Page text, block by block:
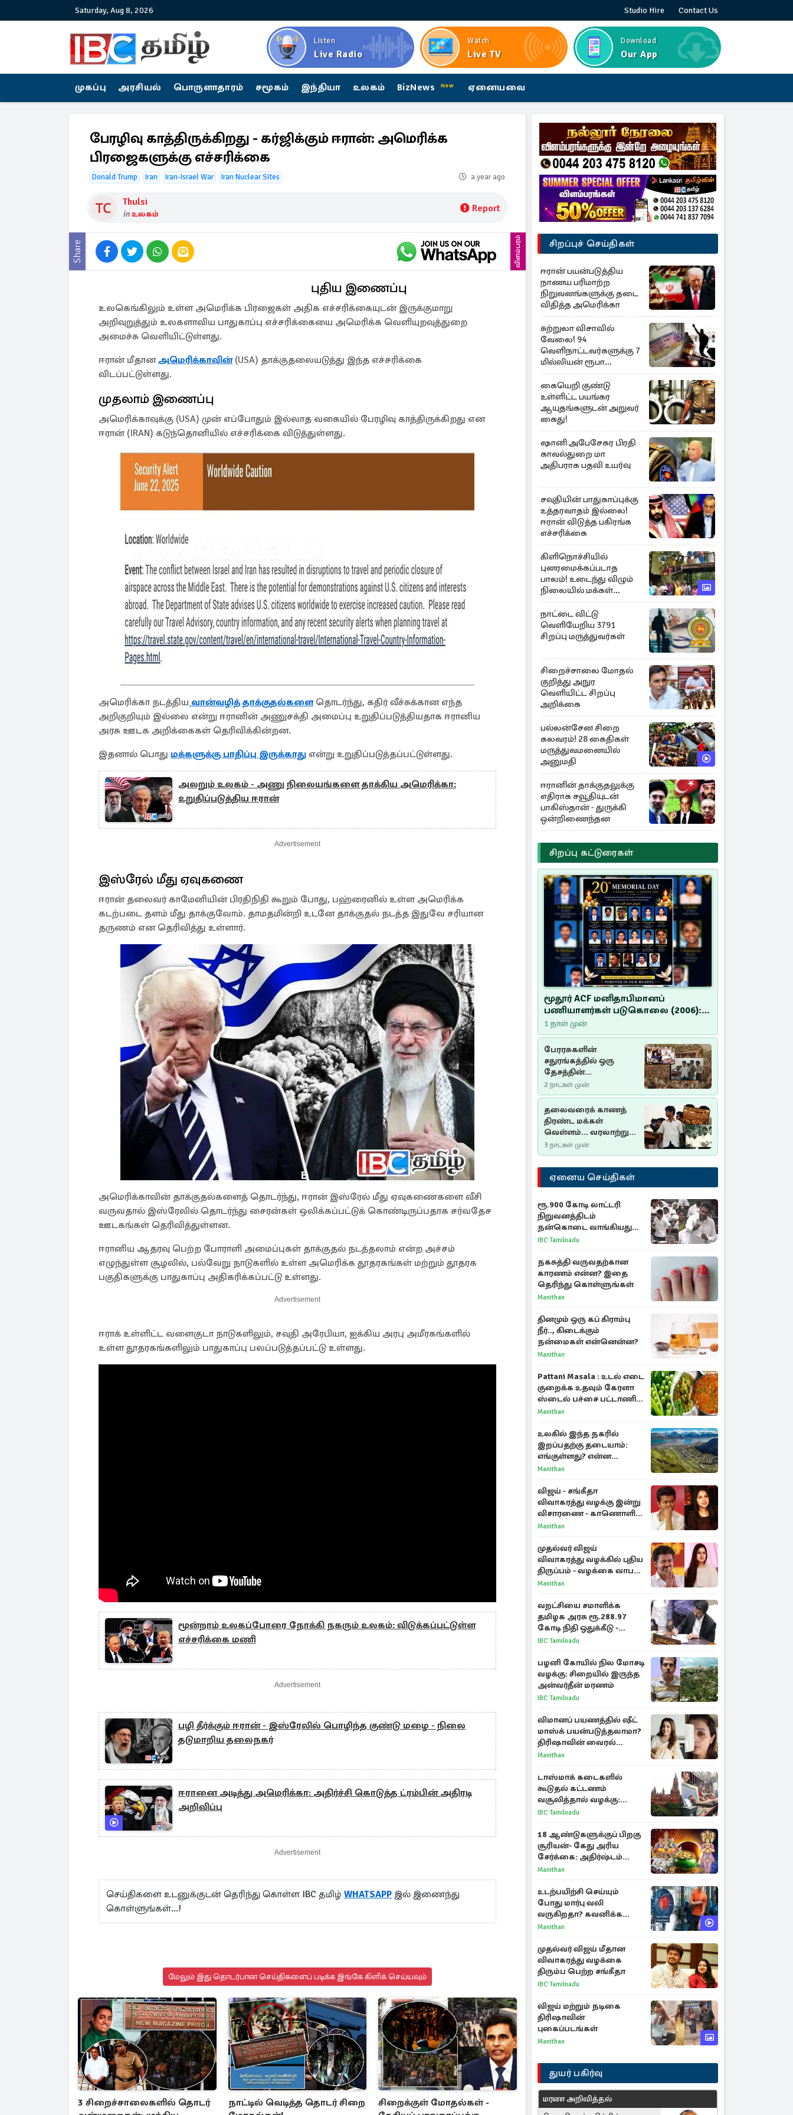
Saturday, Aug 8, 2026 Studio Hire Contact Us
Listen
Live Radio
Watch
Live TV
Download
Our App
முகப்பு அரசியல் பொருளாதாரம் சமூகம் இந்தியா உலகம் BizNews New ஏனையவை
பேரழிவு காத்திருக்கிறது - கர்ஜிக்கும் ஈரான்: அமெரிக்க
பிரஜைகளுக்கு எச்சரிக்கை
Donald Trump Iran Iran-Israel War Iran Nuclear Sites a year ago
Thulsi
inஉலகம் Report
Share விளம்பரம்
புதிய இணைப்பு
உலகெங்கிலும் உள்ள அமெரிக்க பிரஜைகள் அதிக எச்சரிக்கையுடன் இருக்குமாறு
அறிவுறுத்தும் உலகளாவிய பாதுகாப்பு எச்சரிக்கையை அமெரிக்க வெளியுறவுத்துறை
அமைச்சு வெளியிட்டுள்ளது.
ஈரான் மீதான அமெரிக்காவின்(USA) தாக்குதலையடுத்து இந்த எச்சரிக்கை
விடப்பட்டுள்ளது.
முதலாம் இணைப்பு
அமெரிக்காவுக்கு (USA) முன் எப்போதும் இல்லாத வகையில் பேரழிவு காத்திருக்கிறது என
ஈரான் (IRAN) கடுந்தொனியில் எச்சரிக்கை விடுத்துள்ளது.
அமெரிக்கா நடத்திய வான்வழித் தாக்குதல்களைதொடர்ந்து, கதிர் வீச்சுக்கான எந்த
அறிகுறியும் இல்லை என்று ஈரானின் அணுசக்தி அமைப்பு உறுதிப்படுத்தியதாக ஈரானிய
அரசு ஊடக அறிக்கைகள் தெரிவிக்கின்றன.
இதனால் பொது மக்களுக்கு பாதிப்பு இருக்காது என்று உறுதிப்படுத்தப்பட்டுள்ளது.
அலறும் உலகம் - அணு நிலையங்களை தாக்கிய அமெரிக்கா:
உறுதிப்படுத்திய ஈரான்
Advertisement
இஸ்ரேல் மீது ஏவுகணை
ஈரான் தலைவர் காமேனியின் பிரதிநிதி கூறும் போது, பஹ்ரைனில் உள்ள அமெரிக்க
கடற்படை தளம் மீது தாக்குவோம். தாமதமின்றி உடனே தாக்குதல் நடத்த இதுவே சரியான
தருணம் என தெரிவித்து உள்ளார்.
அமெரிக்காவின் தாக்குதல்களைத் தொடர்ந்து, ஈரான் இஸ்ரேல் மீது ஏவுகணைகளை வீசி
வருவதால் இஸ்ரேலில் தொடர்ந்து சைரன்கள் ஒலிக்கப்பட்டுக் கொண்டிருப்பதாக சர்வதேச
ஊடகங்கள் தெரிவித்துள்ளன.
ஈரானிய ஆதரவு பெற்ற போராளி அமைப்புகள் தாக்குதல் நடத்தலாம் என்ற அச்சம்
எழுந்துள்ள சூழலில், பல்வேறு நாடுகளில் உள்ள அமெரிக்க தூதரகங்கள் மற்றும் தூதரக
பகுதிகளுக்கு பாதுகாப்பு அதிகரிக்கப்பட்டு உள்ளது.
Advertisement
ஈராக் உள்ளிட்ட வளைகுடா நாடுகளிலும், சவுதி அரேபியா, ஐக்கிய அரபு அமீரகங்களில்
உள்ள தூதரகங்களிலும் பாதுகாப்பு பலப்படுத்தப்பட்டு உள்ளது.
மூன்றாம் உலகப்போரை நோக்கி நகரும் உலகம்: விடுக்கப்பட்டுள்ள
எச்சரிக்கை மணி
Advertisement
பழி தீர்க்கும் ஈரான் - இஸ்ரேலில் பொழிந்த குண்டு மழை - நிலை
தடுமாறிய தலைநகர்
ஈரானை அடித்து அமெரிக்கா: அதிர்ச்சி கொடுத்த ட்ரம்பின் அதிரடி
அறிவிப்பு
Advertisement
செய்திகளை உடனுக்குடன் தெரிந்து கொள்ள IBC தமிழ் WHATSAPP இல் இணைந்து
கொள்ளுங்கள்...!
மேலும் இது தொடர்பான செய்திகளைப் படிக்க இங்கே கிளிக் செய்யவும்
3 சிறைச்சாலைகளில் தொடர்
நாட்டில் வெடித்த தொடர் சிறை
சிறைக்குள் மோதல்கள் -
சிறப்புச் செய்திகள்
ஈரான் பயன்படுத்திய
நாணய பரிமாற்ற
நிறுவனங்களுக்கு தடை
விதித்த அமெரிக்கா
சுற்றுலா விசாவில்
வேலை! 94
வெளிநாட்டவர்களுக்கு 7
மில்லியன் ரூபா
அபராதம்
கையெறி குண்டு
உள்ளிட்ட பயங்கர
ஆயுதங்களுடன் அறுவர்
கைது!
ஷானி அபேசேகர பிரதி
காவல்துறை மா
அதிபராக பதவி உயர்வு
சவுதியின் பாதுகாப்புக்கு
உத்தரவாதம் இல்லை!
ஈரான் விடுத்த பகிரங்க
எச்சரிக்கை
கிளிநொச்சியில்
புனரமைக்கப்படாத
பாலம்! உடைந்து விழும்
நிலையில் மக்கள்
போராட்டம்
நாட்டை விட்டு
வெளியேறிய 3791
சிறப்பு மருத்துவர்கள்
சிறைச்சாலை மோதல்
குறித்து அநுர
வெளியிட்ட சிறப்பு
அறிக்கை
பல்லன்சேன சிறை
கலவரம்! 28 கைதிகள்
மருத்துவமனையில்
அனுமதி
ஈரானின் தாக்குதலுக்கு
எதிராக சவூதியுடன்
பாகிஸ்தான் - துருக்கி
ஒன்றிணைந்தன
சிறப்பு கட்டுரைகள்
மூதூர் ACF மனிதாபிமானப்
பணியாளர்கள் படுகொலை (2006):
20 ஆண்டுகளாகியும் நீதி
மறுக்கப்பட்ட மனிதாபிமானப்
பேரவலம்
1 நாள் முன்
பேரரசுகளின்
சதுரங்கத்தில் ஒரு
தேசத்தின்
தீர்க்கதரிசனம் :
சுதுமலை பிரகடனம்
ஒரு வரலாற்றுப் பாடம்
2 நாட்கள் முன்
தலைவரைக் காணத்
திரண்ட மக்கள்
வெள்ளம்... வரலாற்றுச்
சிறப்புமிக்க சுதுமலைப்
பிரகடனம்…
3 நாட்கள் முன்
ஏனைய செய்திகள்
ரூ.900 கோடி லாட்டரி
நிறுவனத்திடம்
நன்கொடை வாங்கியது
ஏன்? உதயநிதி - ஆதவ்
IBC Tamilnadu
நகசுத்தி வருவதற்கான
காரணம் என்ன? இதை
தெரிந்து கொள்ளுங்கள்
Manithan
தினமும் ஒரு கப் கிராம்பு
நீர்.., கிடைக்கும்
நன்மைகள் என்னென்ன?
Manithan
Pattani Masala : உடல் எடை
குறைக்க உதவும் கேரளா
ஸ்டைல் பச்சை பட்டாணி
கிரேவி
Manithan
உலகில் இந்த நகரில்
இறப்பதற்கு தடையாம்:
எங்குள்ளது? என்ன
காரணம் தெரியுமா?
Manithan
விஜய் - சங்கீதா
விவாகரத்து வழக்கு இன்று
விசாரணை - காணொளி
மூலம் ஆஜராக வாய்ப்பு
Manithan
முதல்வர் விஜய்
விவாகரத்து வழக்கில் புதிய
திருப்பம் - வழக்கை வாபஸ்
பெற்ற சங்கீதா!
Manithan
வறட்சியை சமாளிக்க
தமிழக அரசு ரூ.288.97
கோடி நிதி ஒதுக்கீடு -
வெளியான அரசாணை
IBC Tamilnadu
பழனி கோயில் நில மோசடி
வழக்கு: சிறையில் இருந்த
அன்வர்தீன் மரணம்
IBC Tamilnadu
விமானப் பயணத்தில் ஷீட்
மாஸ்க் பயன்படுத்தலாமா?
திரிஷாவின் வைரல்
செல்ஃபிக்கு மருத்துவர்
Manithan
டாஸ்மாக் கடைகளில்
கூடுதல் கட்டணம்
வசூலித்தால் வழக்கு:
சென்னை உயர்நீதிமன்றம்
IBC Tamilnadu
18 ஆண்டுகளுக்குப் பிறகு
சூரியன்- கேது அரிய
சேர்க்கை: அதிர்ஷ்டம்
பெறும் 3 ராசிகள்!
Manithan
உடற்பயிற்சி செய்யும்
போது மார்பு வலி
வருகிறதா? கவனிக்க
வேண்டிய எச்சரிக்கை
Manithan
முதல்வர் விஜய் மீதான
விவாகரத்து வழக்கை
திரும்ப பெற்ற சங்கீதா
IBC Tamilnadu
விஜய் மற்றும் நடிகை
திரிஷாவின்
புகைப்படங்கள்
Manithan
துயர் பகிர்வு
மரண அறிவித்தல்